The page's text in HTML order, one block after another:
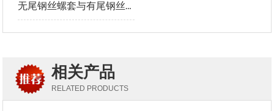
无尾钢丝螺套与有尾钢丝螺套的区别
相关产品
RELATED PRODUCTS